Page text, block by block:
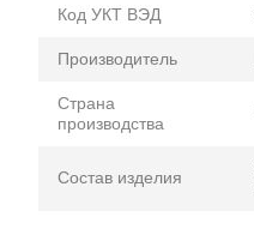
Код УКТ ВЭД
Производитель
Страна
производства
Состав изделия